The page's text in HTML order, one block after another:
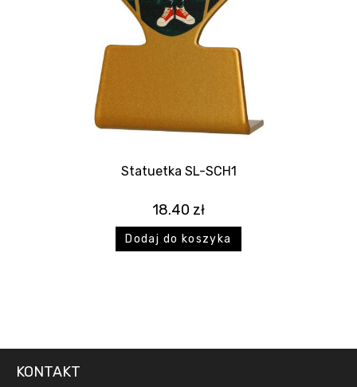
Statuetka SL-SCH1
18.40 zł
Dodaj do koszyka
KONTAKT